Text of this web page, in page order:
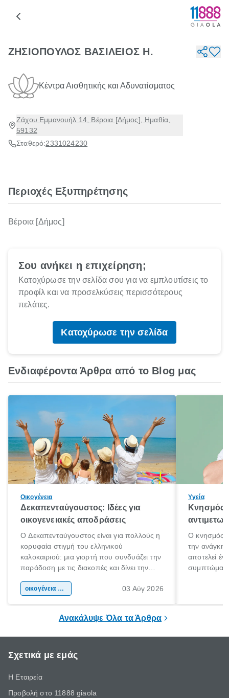
ΖΗΣΙΟΠΟΥΛΟΣ ΒΑΣΙΛΕΙΟΣ Η.
Κέντρα Αισθητικής και Αδυνατίσματος
Ζάχου Εμμανουήλ 14, Βέροια [Δήμος], Ημαθία,
59132
Σταθερό:2331024230
Περιοχές Εξυπηρέτησης
Βέροια [Δήμος]
Σου ανήκει η επιχείρηση;
Κατοχύρωσε την σελίδα σου για να εμπλουτίσεις το
προφίλ και να προσελκύσεις περισσότερους
πελάτες.
Κατοχύρωσε την σελίδα
Ενδιαφέροντα Άρθρα από το Blog μας
Οικογένεια
Δεκαπενταύγουστος: Ιδέες για
οικογενειακές αποδράσεις
Ο Δεκαπενταύγουστος είναι για πολλούς η
κορυφαία στιγμή του ελληνικού
καλοκαιριού: μια γιορτή που συνδυάζει την
παράδοση με τις διακοπές και δίνει την
χώρας. Είτε πρόκειται για λίγες μέρες
οικογένεια & παιδί 03 Αύγ 2026
Υγεία
Κνησμός:
Ο κνησμός
την ανάγκη
αποτελεί
Ανακάλυψε Όλα τα Άρθρα
Σχετικά με εμάς
Η Εταιρεία
Προβολή στο 11888 giaola